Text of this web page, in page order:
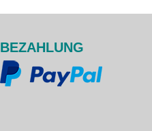
BEZAHLUNG